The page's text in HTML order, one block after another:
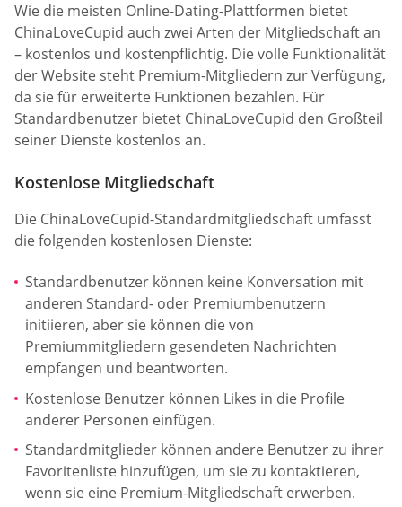
Wie die meisten Online-Dating-Plattformen bietet
ChinaLoveCupid auch zwei Arten der Mitgliedschaft an
– kostenlos und kostenpflichtig. Die volle Funktionalität
der Website steht Premium-Mitgliedern zur Verfügung,
da sie für erweiterte Funktionen bezahlen. Für
Standardbenutzer bietet ChinaLoveCupid den Großteil
seiner Dienste kostenlos an.
Kostenlose Mitgliedschaft
Die ChinaLoveCupid-Standardmitgliedschaft umfasst
die folgenden kostenlosen Dienste:
Standardbenutzer können keine Konversation mit
anderen Standard- oder Premiumbenutzern
initiieren, aber sie können die von
Premiummitgliedern gesendeten Nachrichten
empfangen und beantworten.
Kostenlose Benutzer können Likes in die Profile
anderer Personen einfügen.
Standardmitglieder können andere Benutzer zu ihrer
Favoritenliste hinzufügen, um sie zu kontaktieren,
wenn sie eine Premium-Mitgliedschaft erwerben.